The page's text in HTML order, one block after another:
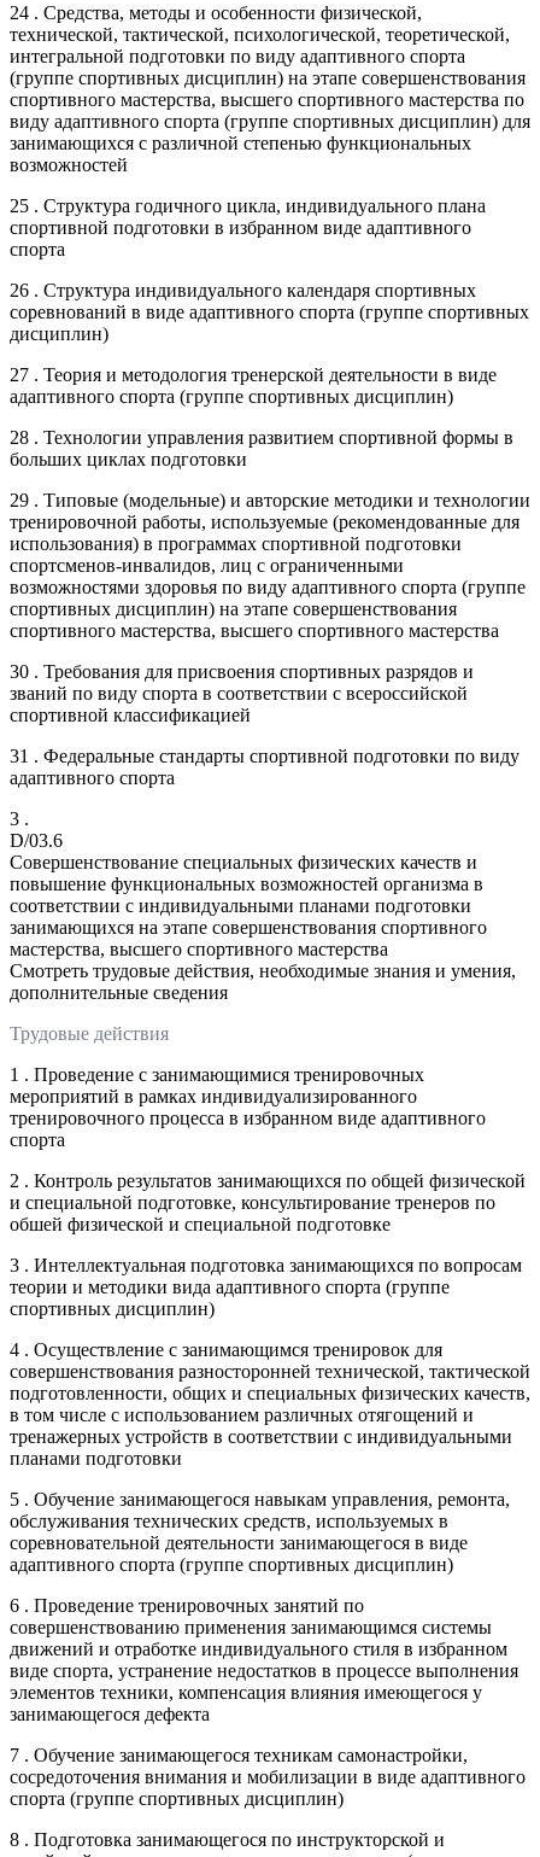
24 . Средства, методы и особенности физической,
технической, тактической, психологической, теоретической,
интегральной подготовки по виду адаптивного спорта
(группе спортивных дисциплин) на этапе совершенствования
спортивного мастерства, высшего спортивного мастерства по
виду адаптивного спорта (группе спортивных дисциплин) для
занимающихся с различной степенью функциональных
возможностей
25 . Структура годичного цикла, индивидуального плана
спортивной подготовки в избранном виде адаптивного
спорта
26 . Структура индивидуального календаря спортивных
соревнований в виде адаптивного спорта (группе спортивных
дисциплин)
27 . Теория и методология тренерской деятельности в виде
адаптивного спорта (группе спортивных дисциплин)
28 . Технологии управления развитием спортивной формы в
больших циклах подготовки
29 . Типовые (модельные) и авторские методики и технологии
тренировочной работы, используемые (рекомендованные для
использования) в программах спортивной подготовки
спортсменов-инвалидов, лиц с ограниченными
возможностями здоровья по виду адаптивного спорта (группе
спортивных дисциплин) на этапе совершенствования
спортивного мастерства, высшего спортивного мастерства
30 . Требования для присвоения спортивных разрядов и
званий по виду спорта в соответствии с всероссийской
спортивной классификацией
31 . Федеральные стандарты спортивной подготовки по виду
адаптивного спорта
3 .
D/03.6
Совершенствование специальных физических качеств и
повышение функциональных возможностей организма в
соответствии с индивидуальными планами подготовки
занимающихся на этапе совершенствования спортивного
мастерства, высшего спортивного мастерства
Смотреть трудовые действия, необходимые знания и умения,
дополнительные сведения
Трудовые действия
1 . Проведение с занимающимися тренировочных
мероприятий в рамках индивидуализированного
тренировочного процесса в избранном виде адаптивного
спорта
2 . Контроль результатов занимающихся по общей физической
и специальной подготовке, консультирование тренеров по
обшей физической и специальной подготовке
3 . Интеллектуальная подготовка занимающихся по вопросам
теории и методики вида адаптивного спорта (группе
спортивных дисциплин)
4 . Осуществление с занимающимся тренировок для
совершенствования разносторонней технической, тактической
подготовленности, общих и специальных физических качеств,
в том числе с использованием различных отягощений и
тренажерных устройств в соответствии с индивидуальными
планами подготовки
5 . Обучение занимающегося навыкам управления, ремонта,
обслуживания технических средств, используемых в
соревновательной деятельности занимающегося в виде
адаптивного спорта (группе спортивных дисциплин)
6 . Проведение тренировочных занятий по
совершенствованию применения занимающимся системы
движений и отработке индивидуального стиля в избранном
виде спорта, устранение недостатков в процессе выполнения
элементов техники, компенсация влияния имеющегося у
занимающегося дефекта
7 . Обучение занимающегося техникам самонастройки,
сосредоточения внимания и мобилизации в виде адаптивного
спорта (группе спортивных дисциплин)
8 . Подготовка занимающегося по инструкторской и